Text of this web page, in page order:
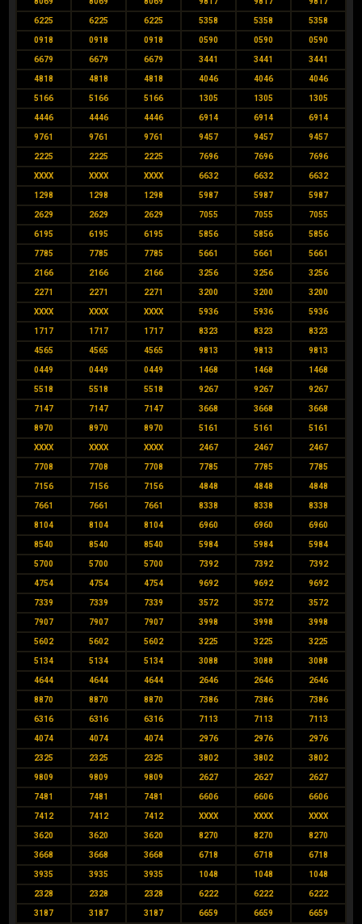
6225 6225 6225 5358 5358 5358
0918 0918 0918 0590 0590 0590
6679 6679 6679 3441 3441 3441
4818 4818 4818 4046 4046 4046
5166 5166 5166 1305 1305 1305
4446 4446 4446 6914 6914 6914
9761 9761 9761 9457 9457 9457
2225 2225 2225 7696 7696 7696
XXXX XXXX XXXX 6632 6632 6632
1298 1298 1298 5987 5987 5987
2629 2629 2629 7055 7055 7055
6195 6195 6195 5856 5856 5856
7785 7785 7785 5661 5661 5661
2166 2166 2166 3256 3256 3256
2271 2271 2271 3200 3200 3200
XXXX XXXX XXXX 5936 5936 5936
1717 1717 1717 8323 8323 8323
4565 4565 4565 9813 9813 9813
0449 0449 0449 1468 1468 1468
5518 5518 5518 9267 9267 9267
7147 7147 7147 3668 3668 3668
8970 8970 8970 5161 5161 5161
XXXX XXXX XXXX 2467 2467 2467
7708 7708 7708 7785 7785 7785
7156 7156 7156 4848 4848 4848
7661 7661 7661 8338 8338 8338
8104 8104 8104 6960 6960 6960
8540 8540 8540 5984 5984 5984
5700 5700 5700 7392 7392 7392
4754 4754 4754 9692 9692 9692
7339 7339 7339 3572 3572 3572
7907 7907 7907 3998 3998 3998
5602 5602 5602 3225 3225 3225
5134 5134 5134 3088 3088 3088
4644 4644 4644 2646 2646 2646
8870 8870 8870 7386 7386 7386
6316 6316 6316 7113 7113 7113
4074 4074 4074 2976 2976 2976
2325 2325 2325 3802 3802 3802
9809 9809 9809 2627 2627 2627
7481 7481 7481 6606 6606 6606
7412 7412 7412 XXXX XXXX XXXX
3620 3620 3620 8270 8270 8270
3668 3668 3668 6718 6718 6718
3935 3935 3935 1048 1048 1048
2328 2328 2328 6222 6222 6222
3187 3187 3187 6659 6659 6659